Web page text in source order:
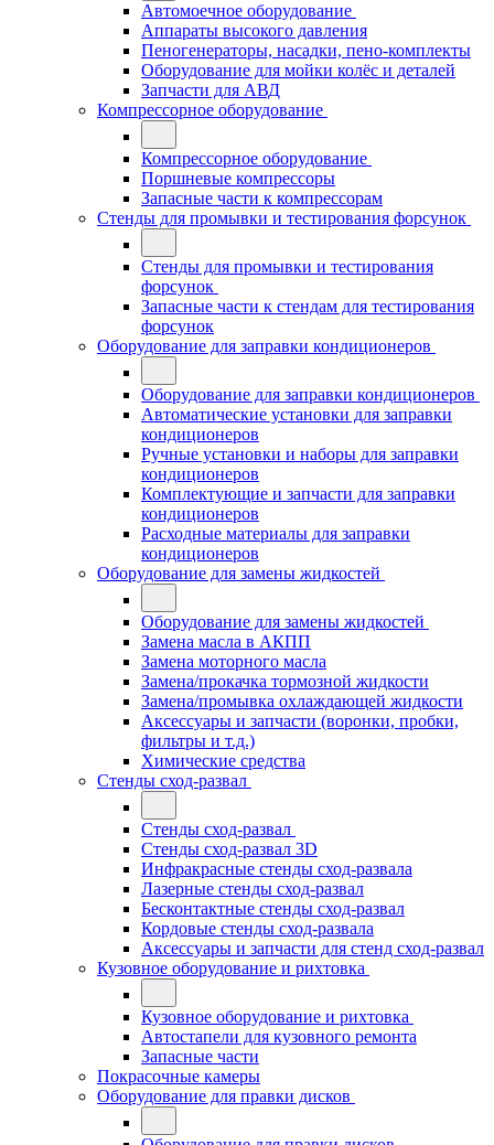
Автомоечное оборудование
Аппараты высокого давления
Пеногенераторы, насадки, пено-комплекты
Оборудование для мойки колёс и деталей
Запчасти для АВД
Компрессорное оборудование
Компрессорное оборудование
Поршневые компрессоры
Запасные части к компрессорам
Стенды для промывки и тестирования форсунок
Стенды для промывки и тестирования
форсунок
Запасные части к стендам для тестирования
форсунок
Оборудование для заправки кондиционеров
Оборудование для заправки кондиционеров
Автоматические установки для заправки
кондиционеров
Ручные установки и наборы для заправки
кондиционеров
Комплектующие и запчасти для заправки
кондиционеров
Расходные материалы для заправки
кондиционеров
Оборудование для замены жидкостей
Оборудование для замены жидкостей
Замена масла в АКПП
Замена моторного масла
Замена/прокачка тормозной жидкости
Замена/промывка охлаждающей жидкости
Аксессуары и запчасти (воронки, пробки,
фильтры и т.д.)
Химические средства
Стенды сход-развал
Стенды сход-развал
Стенды сход-развал 3D
Инфракрасные стенды сход-развала
Лазерные стенды сход-развал
Бесконтактные стенды сход-развал
Кордовые стенды сход-развала
Аксессуары и запчасти для стенд сход-развал
Кузовное оборудование и рихтовка
Кузовное оборудование и рихтовка
Автостапели для кузовного ремонта
Запасные части
Покрасочные камеры
Оборудование для правки дисков